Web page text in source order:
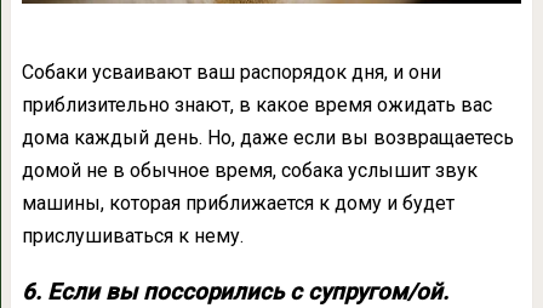
Собаки усваивают ваш распорядок дня, и они
приблизительно знают, в какое время ожидать вас
дома каждый день. Но, даже если вы возвращаетесь
домой не в обычное время, собака услышит звук
машины, которая приближается к дому и будет
прислушиваться к нему.
6. Если вы поссорились с супругом/ой.